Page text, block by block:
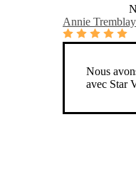
Annie Tremblay
Nous
avec Star